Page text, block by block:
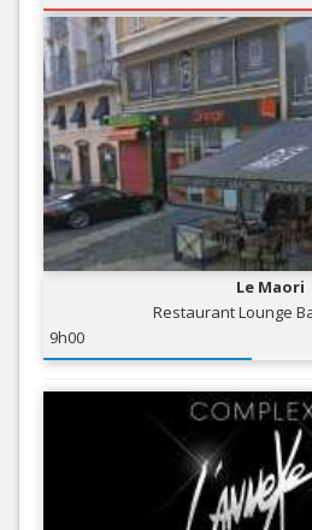
Le Maori
Restaurant Lounge
9h00